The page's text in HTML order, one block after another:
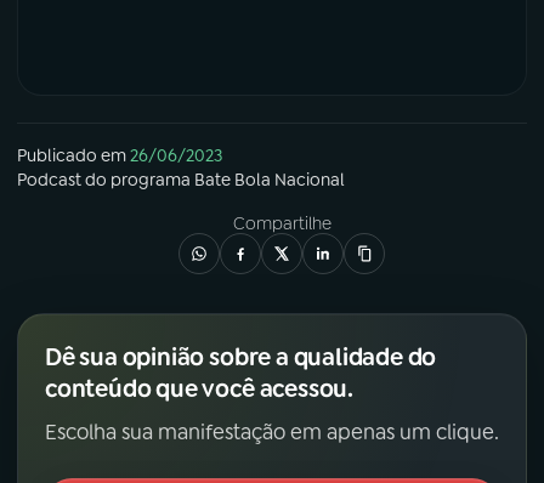
Publicado em26/06/2023
Podcastdo programa Bate Bola Nacional
Compartilhe
Dê sua opinião sobre a qualidade do
conteúdo que você acessou.
Escolha sua manifestação em apenas um clique.